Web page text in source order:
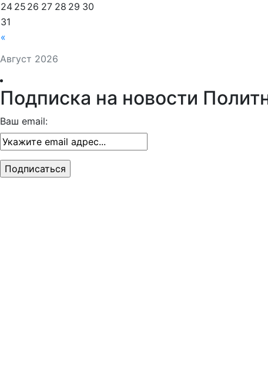
Август 2026
«
24 25 26 27 28 29 30
31
Подписка на новости
Ваш email: